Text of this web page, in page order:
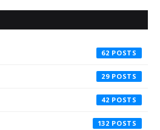
62
29
42
132